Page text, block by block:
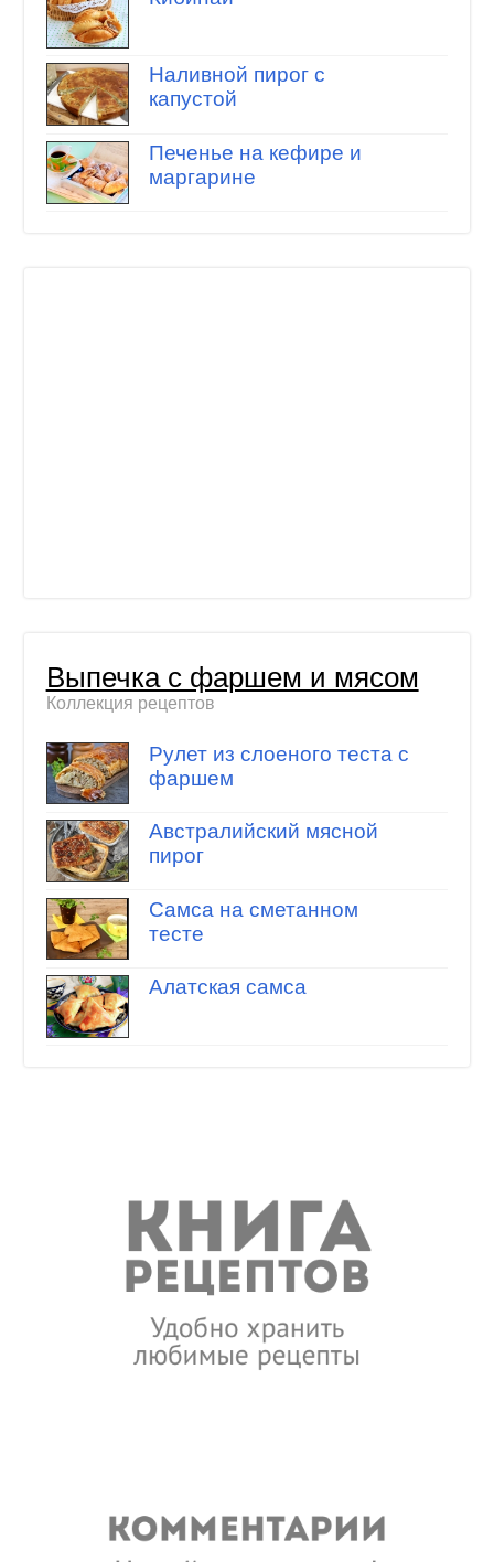
Наливной пирог с
капустой
Печенье на кефире и
маргарине
Выпечка с фаршем и мясом
Коллекция рецептов
Рулет из слоеного теста с
фаршем
Австралийский мясной
пирог
Самса на сметанном
тесте
Алатская самса